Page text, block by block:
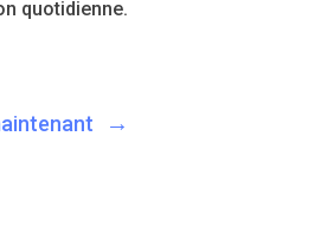
quotidienne.